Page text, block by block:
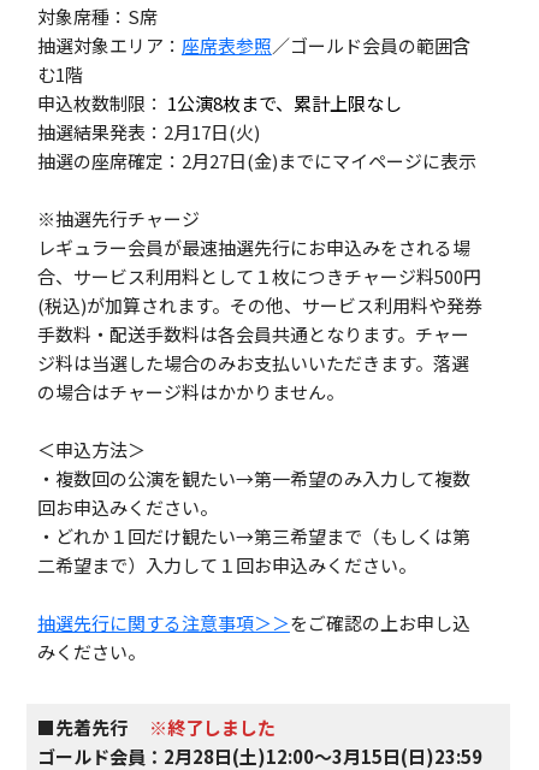
対象席種：S席
抽選対象エリア： 座席表参照／ゴールド会員の範囲含
む1階
申込枚数制限： 1公演8枚まで、累計上限なし
抽選結果発表：2月17日(火)
抽選の座席確定：2月27日(金)までにマイページに表示
※抽選先行チャージ
レギュラー会員が最速抽選先行にお申込みをされる場
合、サービス利用料として１枚につきチャージ料500円
(税込)が加算されます。その他、サービス利用料や発券
手数料・配送手数料は各会員共通となります。チャー
ジ料は当選した場合のみお支払いいただきます。落選
の場合はチャージ料はかかりません。
＜申込方法＞
・複数回の公演を観たい→第一希望のみ入力して複数
回お申込みください。
・どれか１回だけ観たい→第三希望まで（もしくは第
二希望まで）入力して１回お申込みください。
抽選先行に関する注意事項＞＞をご確認の上お申し込
みください。
■先着先行
※終了しました
ゴールド会員：2月28日(土)12:00～3月15日(日)23:59